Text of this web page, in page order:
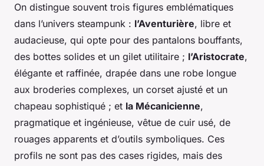
On distingue souvent trois figures emblématiques
dans l’univers steampunk : l’Aventurière, libre et
audacieuse, qui opte pour des pantalons bouffants,
des bottes solides et un gilet utilitaire ; l’Aristocrate,
élégante et raffinée, drapée dans une robe longue
aux broderies complexes, un corset ajusté et un
chapeau sophistiqué ; et la Mécanicienne,
pragmatique et ingénieuse, vêtue de cuir usé, de
rouages apparents et d’outils symboliques. Ces
profils ne sont pas des cases rigides, mais des